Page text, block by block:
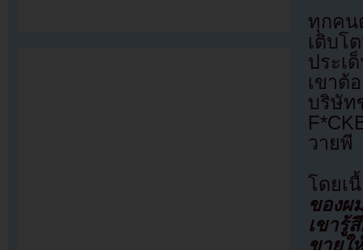
ทุกค
เติบ
ประเ
เขาต้
บริษัท
วายพี
โดยเ
ของผ
เขารู้
ขาย